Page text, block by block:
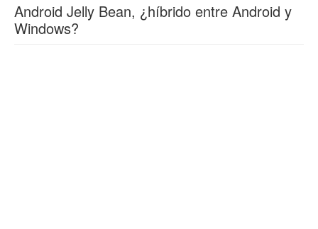
Android Jelly Bean, ¿híbrido entre Android y
Windows?